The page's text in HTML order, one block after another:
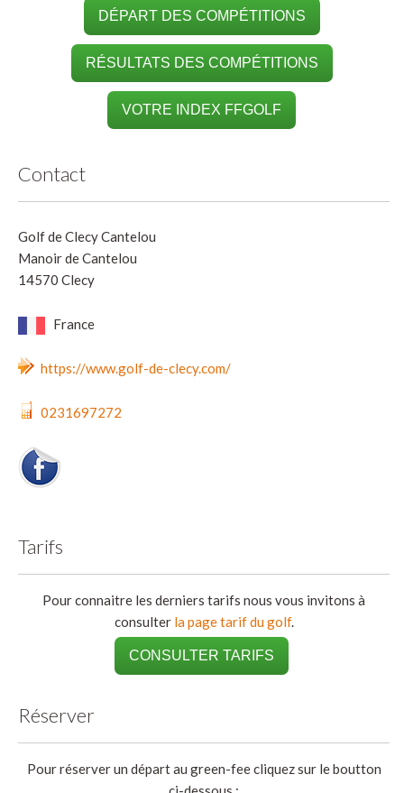
DÉPART DES COMPÉTITIONS
RÉSULTATS DES COMPÉTITIONS
VOTRE INDEX FFGOLF
Contact
Golf de Clecy Cantelou
Manoir de Cantelou
14570 Clecy
France
https://www.golf-de-clecy.com/
0231697272
Tarifs
Pour connaitre les derniers tarifs nous vous invitons à
consulter la page tarif du golf.
CONSULTER TARIFS
Réserver
Pour réserver un départ au green-fee cliquez sur le boutton